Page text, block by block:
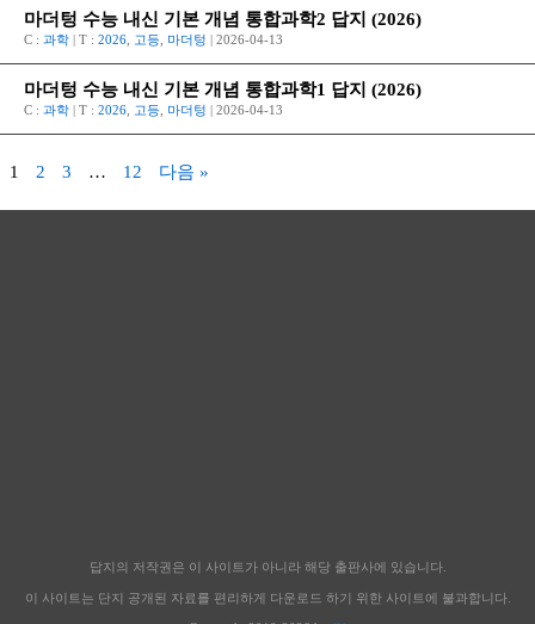
마더텅 수능 내신 기본 개념 통합과학2 답지 (2026)
C : 과학 | T : 2026 고등 마더텅 | 2026-04-13
마더텅 수능 내신 기본 개념 통합과학1 답지 (2026)
C : 과학 | T : 2026 고등 마더텅 | 2026-04-13
1 2 3 … 12 다음 »
답지의 저작권은 이 사이트가 아니라 해당 출판사에 있습니다.
이 사이트는 단지 공개된 자료를 편리하게 다운로드 하기 위한 사이트에 불과합니다.